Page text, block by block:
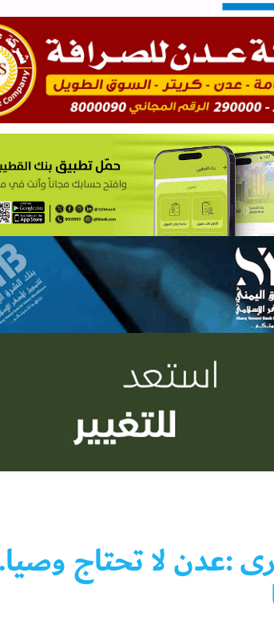
:عدن لا تحتاج